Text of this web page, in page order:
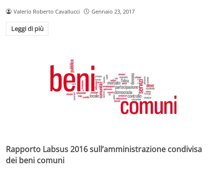
Valerio Roberto Cavallucci Gennaio 23, 2017
Leggi di più
Rapporto Labsus 2016 sull’amministrazione condivisa
dei beni comuni